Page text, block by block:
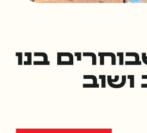
בנו
ושוב